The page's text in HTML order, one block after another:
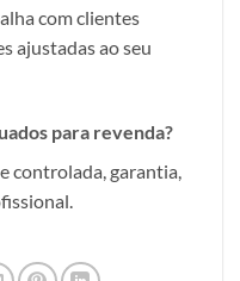
com clientes
ajustadas ao seu
para revenda?
controlada, garantia,